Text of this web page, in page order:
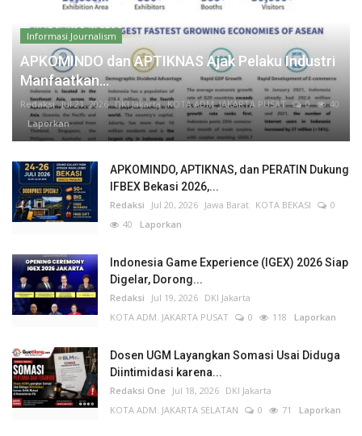
Informasi Journalism
APKOMINDO dan APTIKNAS Ajak Pelaku Industri
Manfaatkan...
Redaksi Jul 21, 2026 DKI Jakarta KOTA ADM. JAKARTA PUSAT 0
40
Laporkan
APKOMINDO, APTIKNAS, dan PERATIN Dukung
IFBEX Bekasi 2026,...
Redaksi Jul 20, 2026 Jawa Barat KOTA BEKASI
0
40 Laporkan
Indonesia Game Experience (IGEX) 2026 Siap
Digelar, Dorong...
Redaksi Jul 19, 2026 DKI Jakarta
KOTA ADM. JAKARTA PUSAT
0 118 Laporkan
Dosen UGM Layangkan Somasi Usai Diduga
Diintimidasi karena...
Redaksi One Jul 18, 2026 DKI Jakarta
KOTA ADM. JAKARTA SELATAN
0 71 Laporkan